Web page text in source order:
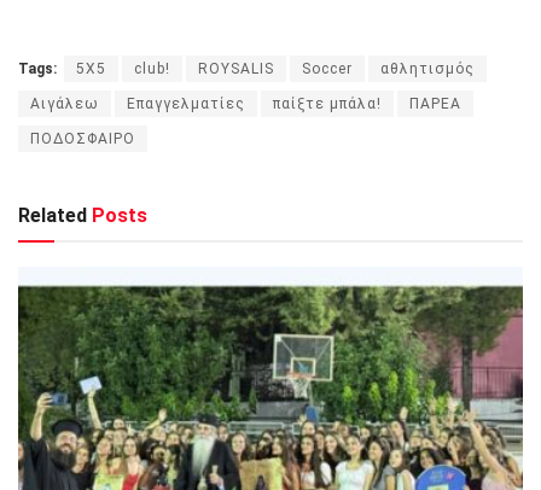
Tags: 5X5 club! ROYSALIS Soccer αθλητισμός
Αιγάλεω Επαγγελματίες παίξτε μπάλα! ΠΑΡΕΑ
ΠΟΔΟΣΦΑΙΡΟ
Related Posts